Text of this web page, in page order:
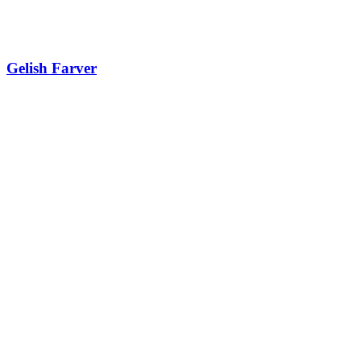
Gelish Farver